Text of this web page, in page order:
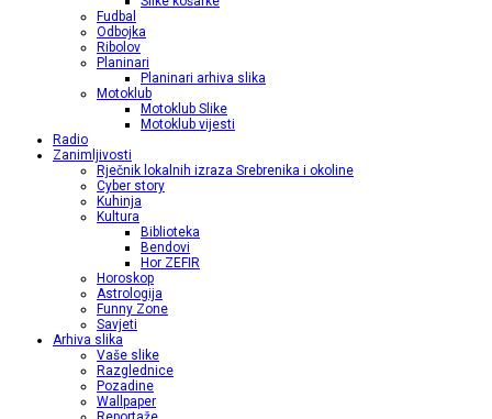
Fudbal
Odbojka
Ribolov
Planinari
Planinari arhiva slika
Motoklub
Motoklub Slike
Motoklub vijesti
Radio
Zanimljivosti
Rječnik lokalnih izraza Srebrenika i okoline
Cyber story
Kuhinja
Kultura
Biblioteka
Bendovi
Hor ZEFIR
Horoskop
Astrologija
Funny Zone
Savjeti
Arhiva slika
Vaše slike
Razglednice
Pozadine
Wallpaper